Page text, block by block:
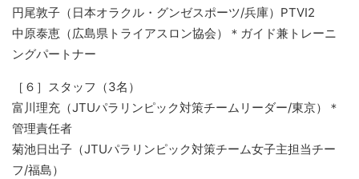
円尾敦子（日本オラクル・グンゼスポーツ/兵庫）PTVI2
中原泰恵（広島県トライアスロン協会）＊ガイド兼トレーニ
ングパートナー
［６］スタッフ（3名）
富川理充（JTUパラリンピック対策チームリーダー/東京）＊
管理責任者
菊池日出子（JTUパラリンピック対策チーム女子主担当チー
フ/福島）